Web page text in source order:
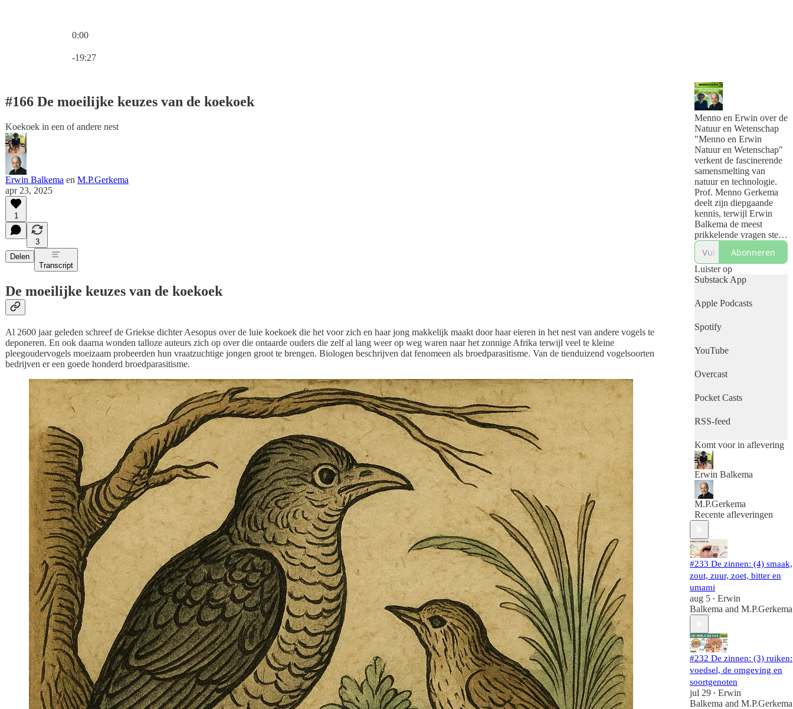
0:00
-19:27
#166 De moeilijke keuzes van de koekoek
Koekoek in een of andere nest
Erwin Balkema en M.P.Gerkema
apr 23, 2025
1
3
Delen
Transcript
De moeilijke keuzes van de koekoek
Al 2600 jaar geleden schreef de Griekse dichter Aesopus over de luie koekoek die het voor zich en haar jong makkelijk maakt door haar eieren in het nest van andere vogels te
deponeren. En ook daarna wonden talloze auteurs zich op over die ontaarde ouders die zelf al lang weer op weg waren naar het zonnige Afrika terwijl veel te kleine
pleegoudervogels moeizaam probeerden hun vraatzuchtige jongen groot te brengen. Biologen beschrijven dat fenomeen als broedparasitisme. Van de tienduizend vogelsoorten
bedrijven er een goede honderd broedparasitisme.
Menno en Erwin over de
Natuur en Wetenschap
"Menno en Erwin
Natuur en Wetenschap"
verkent de fascinerende
samensmelting van
natuur en technologie.
Prof. Menno Gerkema
deelt zijn diepgaande
kennis, terwijl Erwin
Balkema de meest
prikkelende vragen stelt.
Van de raadsels van AI
en biologische klokken
tot de schoonheid van
onontdekte
natuurgebieden, elke
aflevering is een
avontuur in wetenschap
een reis door
ontdekkingen en
Jouw pad naar de
en de vooruitgang van
Abonneren
Luister op
Substack App
Apple Podcasts
Spotify
YouTube
Overcast
Pocket Casts
RSS-feed
Komt voor in aflevering
Erwin Balkema
M.P.Gerkema
Recente afleveringen
#233 De zinnen: (4) smaak,
zout, zuur, zoet, bitter en
umami
aug 5 • Erwin
Balkema and M.P.Gerkema
#232 De zinnen: (3) ruiken:
voedsel, de omgeving en
soortgenoten
jul 29 • Erwin
Balkema and M.P.Gerkema